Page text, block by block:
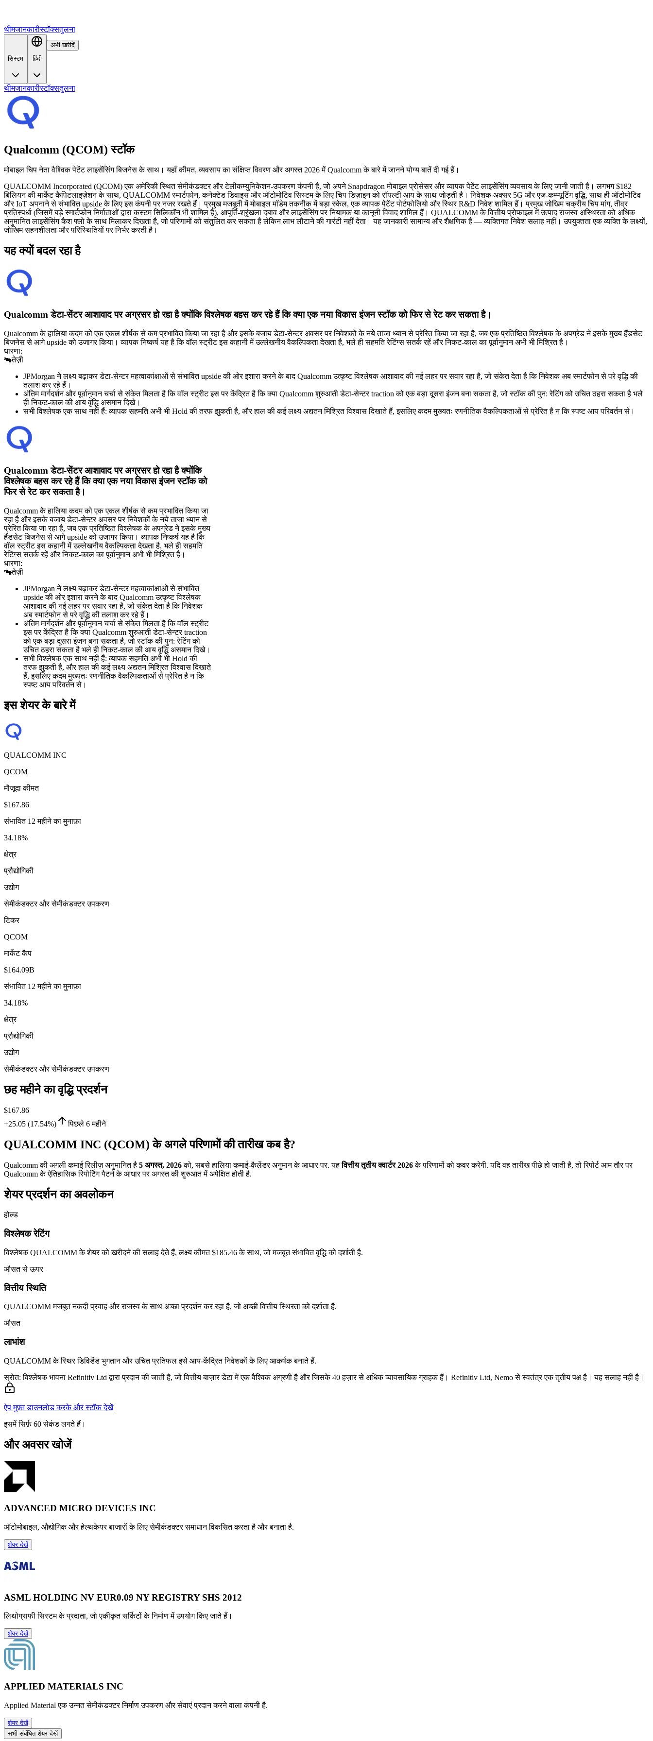
थीमजानकारीस्टॉक्सतुलना
सिस्टम हिंदी
अभी खरीदें
थीमजानकारीस्टॉक्सतुलना
Qualcomm (QCOM) स्टॉक
मोबाइल चिप नेता वैश्विक पेटेंट लाइसेंसिंग बिजनेस के साथ। यहाँ कीमत, व्यवसाय का संक्षिप्त विवरण और अगस्त 2026 में Qualcomm के बारे में जानने योग्य बातें दी गई हैं।
QUALCOMM Incorporated (QCOM) एक अमेरिकी स्थित सेमीकंडक्टर और टेलीकम्युनिकेशन-उपकरण कंपनी है, जो अपने Snapdragon मोबाइल प्रोसेसर और व्यापक पेटेंट लाइसेंसिंग व्यवसाय के लिए जानी जाती है। लगभग $182
बिलियन की मार्केट कैपिटलाइज़ेशन के साथ, QUALCOMM स्मार्टफोन, कनेक्टेड डिवाइस और ऑटोमोटिव सिस्टम के लिए चिप डिज़ाइन को रॉयल्टी आय के साथ जोड़ती है। निवेशक अक्सर 5G और एज-कम्प्यूटिंग वृद्धि, साथ ही ऑटोमोटिव
और IoT अपनाने से संभावित upside के लिए इस कंपनी पर नजर रखते हैं। प्रमुख मजबूती में मोबाइल मॉडेम तकनीक में बड़ा स्केल, एक व्यापक पेटेंट पोर्टफोलियो और स्थिर R&D निवेश शामिल हैं। प्रमुख जोखिम चक्रीय चिप मांग, तीव्र
प्रतिस्पर्धा (जिसमें बड़े स्मार्टफोन निर्माताओं द्वारा कस्टम सिलिकॉन भी शामिल है), आपूर्ति-श्रृंखला दबाव और लाइसेंसिंग पर नियामक या कानूनी विवाद शामिल हैं। QUALCOMM के वित्तीय प्रोफाइल में उत्पाद राजस्व अस्थिरता को अधिक
अनुमानित लाइसेंसिंग कैश फ्लो के साथ मिलाकर दिखता है, जो परिणामों को संतुलित कर सकता है लेकिन लाभ लौटाने की गारंटी नहीं देता। यह जानकारी सामान्य और शैक्षणिक है — व्यक्तिगत निवेश सलाह नहीं। उपयुक्तता एक व्यक्ति के लक्ष्यों,
जोखिम सहनशीलता और परिस्थितियों पर निर्भर करती है।
यह क्यों बदल रहा है
Qualcomm डेटा-सेंटर आशावाद पर अग्रसर हो रहा है क्योंकि विश्लेषक बहस कर रहे हैं कि क्या एक नया विकास इंजन स्टॉक को फिर से रेट कर सकता है।
Qualcomm के हालिया कदम को एक एकल शीर्षक से कम प्रभावित किया जा रहा है और इसके बजाय डेटा-सेन्टर अवसर पर निवेशकों के नये ताजा ध्यान से प्रेरित किया जा रहा है, जब एक प्रतिष्ठित विश्लेषक के अपग्रेड ने इसके मुख्य हैंडसेट
बिजनेस से आगे upside को उजागर किया। व्यापक निष्कर्ष यह है कि वॉल स्ट्रीट इस कहानी में उल्लेखनीय वैकल्पिकता देखता है, भले ही सहमति रेटिंग्स सतर्क रहें और निकट-काल का पूर्वानुमान अभी भी मिश्रित है।
धारणा:
🐃तेज़ी
JPMorgan ने लक्ष्य बढ़ाकर डेटा-सेन्टर महत्वाकांक्षाओं से संभावित upside की ओर इशारा करने के बाद Qualcomm उत्कृष्ट विश्लेषक आशावाद की नई लहर पर सवार रहा है, जो संकेत देता है कि निवेशक अब स्मार्टफोन से परे वृद्धि की
तलाश कर रहे हैं।
अंतिम मार्गदर्शन और पूर्वानुमान चर्चा से संकेत मिलता है कि वॉल स्ट्रीट इस पर केंद्रित है कि क्या Qualcomm शुरुआती डेटा-सेन्टर traction को एक बड़ा दूसरा इंजन बना सकता है, जो स्टॉक की पुन: रेटिंग को उचित ठहरा सकता है भले
ही निकट-काल की आय वृद्धि असमान दिखे।
सभी विश्लेषक एक साथ नहीं हैं: व्यापक सहमति अभी भी Hold की तरफ झुकती है, और हाल की कई लक्ष्य अद्यतन मिश्रित विश्वास दिखाते हैं, इसलिए कदम मुख्यतः रणनीतिक वैकल्पिकताओं से प्रेरित है न कि स्पष्ट आय परिवर्तन से।
Qualcomm डेटा-सेंटर आशावाद पर अग्रसर हो रहा है क्योंकि
विश्लेषक बहस कर रहे हैं कि क्या एक नया विकास इंजन स्टॉक को
फिर से रेट कर सकता है।
Qualcomm के हालिया कदम को एक एकल शीर्षक से कम प्रभावित किया जा
रहा है और इसके बजाय डेटा-सेन्टर अवसर पर निवेशकों के नये ताजा ध्यान से
प्रेरित किया जा रहा है, जब एक प्रतिष्ठित विश्लेषक के अपग्रेड ने इसके मुख्य
हैंडसेट बिजनेस से आगे upside को उजागर किया। व्यापक निष्कर्ष यह है कि
वॉल स्ट्रीट इस कहानी में उल्लेखनीय वैकल्पिकता देखता है, भले ही सहमति
रेटिंग्स सतर्क रहें और निकट-काल का पूर्वानुमान अभी भी मिश्रित है।
धारणा:
🐃तेज़ी
JPMorgan ने लक्ष्य बढ़ाकर डेटा-सेन्टर महत्वाकांक्षाओं से संभावित
upside की ओर इशारा करने के बाद Qualcomm उत्कृष्ट विश्लेषक
आशावाद की नई लहर पर सवार रहा है, जो संकेत देता है कि निवेशक
अब स्मार्टफोन से परे वृद्धि की तलाश कर रहे हैं।
अंतिम मार्गदर्शन और पूर्वानुमान चर्चा से संकेत मिलता है कि वॉल स्ट्रीट
इस पर केंद्रित है कि क्या Qualcomm शुरुआती डेटा-सेन्टर traction
को एक बड़ा दूसरा इंजन बना सकता है, जो स्टॉक की पुन: रेटिंग को
उचित ठहरा सकता है भले ही निकट-काल की आय वृद्धि असमान दिखे।
सभी विश्लेषक एक साथ नहीं हैं: व्यापक सहमति अभी भी Hold की
तरफ झुकती है, और हाल की कई लक्ष्य अद्यतन मिश्रित विश्वास दिखाते
हैं, इसलिए कदम मुख्यतः रणनीतिक वैकल्पिकताओं से प्रेरित है न कि
स्पष्ट आय परिवर्तन से।
इस शेयर के बारे में
QUALCOMM INC
QCOM
मौजूदा कीमत
$167.86
संभावित 12 महीने का मुनाफ़ा
34.18%
क्षेत्र
प्रौद्योगिकी
उद्योग
सेमीकंडक्टर और सेमीकंडक्टर उपकरण
टिकर
QCOM
मार्केट कैप
$164.09B
संभावित 12 महीने का मुनाफ़ा
34.18%
क्षेत्र
प्रौद्योगिकी
उद्योग
सेमीकंडक्टर और सेमीकंडक्टर उपकरण
छह महीने का वृद्धि प्रदर्शन
$167.86
+25.05 (17.54%)
पिछले 6 महीने
QUALCOMM INC (QCOM) के अगले परिणामों की तारीख कब है?
Qualcomm की अगली कमाई रिलीज़ अनुमानित है 5 अगस्त, 2026को, सबसे हालिया कमाई-कैलेंडर अनुमान के आधार पर. यहवित्तीय तृतीय क्वार्टर 2026के परिणामों को कवर करेगी. यदि वह तारीख पीछे हो जाती है, तो रिपोर्ट आम तौर पर
Qualcomm के ऐतिहासिक रिपोर्टिंग पैटर्न के आधार पर अगस्त की शुरुआत में अपेक्षित होती है.
शेयर प्रदर्शन का अवलोकन
होल्ड
विश्लेषक रेटिंग
विश्लेषक QUALCOMM के शेयर को खरीदने की सलाह देते हैं, लक्ष्य कीमत $185.46 के साथ, जो मजबूत संभावित वृद्धि को दर्शाती है.
औसत से ऊपर
वित्तीय स्थिति
QUALCOMM मजबूत नकदी प्रवाह और राजस्व के साथ अच्छा प्रदर्शन कर रहा है, जो अच्छी वित्तीय स्थिरता को दर्शाता है.
औसत
लाभांश
QUALCOMM के स्थिर डिविडेंड भुगतान और उचित प्रतिफल इसे आय-केंद्रित निवेशकों के लिए आकर्षक बनाते हैं.
स्रोत: विश्लेषक भावना Refinitiv Ltd द्वारा प्रदान की जाती है, जो वित्तीय बाज़ार डेटा में एक वैश्विक अग्रणी है और जिसके 40 हज़ार से अधिक व्यावसायिक ग्राहक हैं। Refinitiv Ltd, Nemo से स्वतंत्र एक तृतीय पक्ष है। यह सलाह नहीं है।
ऐप मुफ़्त डाउनलोड करके और स्टॉक देखें
इसमें सिर्फ़ 60 सेकंड लगते हैं।
और अवसर खोजें
ADVANCED MICRO DEVICES INC
ऑटोमोबाइल, औद्योगिक और हेल्थकेयर बाजारों के लिए सेमीकंडक्टर समाधान विकसित करता है और बनाता है.
शेयर देखें
ASML HOLDING NV EUR0.09 NY REGISTRY SHS 2012
लिथोग्राफी सिस्टम के प्रदाता, जो एकीकृत सर्किटों के निर्माण में उपयोग किए जाते हैं।
शेयर देखें
APPLIED MATERIALS INC
Applied Material एक उन्नत सेमीकंडक्टर निर्माण उपकरण और सेवाएं प्रदान करने वाला कंपनी है.
शेयर देखें
सभी संबंधित शेयर देखें